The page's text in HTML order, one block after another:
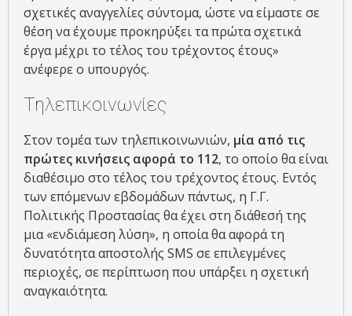
σχετικές αναγγελίες σύντομα, ώστε να είμαστε σε
θέση να έχουμε προκηρύξει τα πρώτα σχετικά
έργα μέχρι το τέλος του τρέχοντος έτους»
ανέφερε ο υπουργός.
Τηλεπικοινωνίες
Στον τομέα των τηλεπικοινωνιών, μία από τις
πρώτες κινήσεις αφορά το 112, το οποίο θα είναι
διαθέσιμο στο τέλος του τρέχοντος έτους. Εντός
των επόμενων εβδομάδων πάντως, η Γ.Γ.
Πολιτικής Προστασίας θα έχει στη διάθεσή της
μια «ενδιάμεση λύση», η οποία θα αφορά τη
δυνατότητα αποστολής SMS σε επιλεγμένες
περιοχές, σε περίπτωση που υπάρξει η σχετική
αναγκαιότητα.